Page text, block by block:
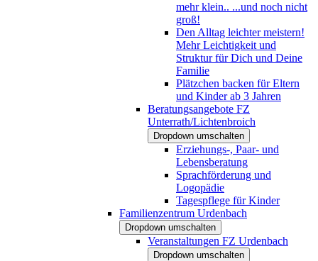
mehr klein.. ...und noch nicht
groß!
Den Alltag leichter meistern!
Mehr Leichtigkeit und
Struktur für Dich und Deine
Familie
Plätzchen backen für Eltern
und Kinder ab 3 Jahren
Beratungsangebote FZ
Unterrath/Lichtenbroich
Dropdown umschalten
Erziehungs-, Paar- und
Lebensberatung
Sprachförderung und
Logopädie
Tagespflege für Kinder
Familienzentrum Urdenbach
Dropdown umschalten
Veranstaltungen FZ Urdenbach
Dropdown umschalten